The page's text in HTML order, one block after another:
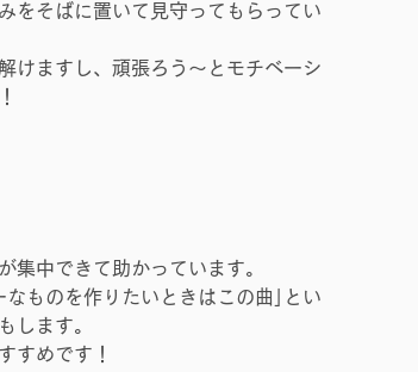
をそばに置いて見守ってもらってい
けますし、頑張ろう〜とモチベーシ
集中できて助かっています。
ものを作りたいときはこの曲｣とい
します。
すめです！